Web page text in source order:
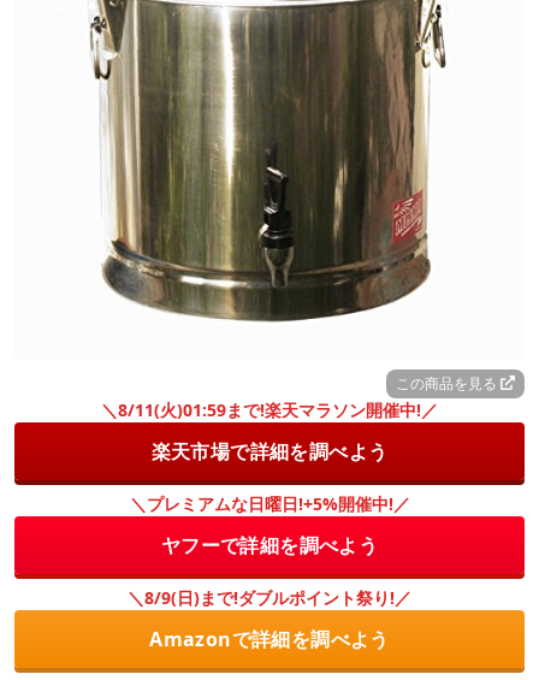
この商品を見る
＼8/11(火)01:59まで!楽天マラソン開催中!／
楽天市場で詳細を調べよう
＼プレミアムな日曜日!+5%開催中!／
ヤフーで詳細を調べよう
＼8/9(日)まで!ダブルポイント祭り!／
Amazonで詳細を調べよう